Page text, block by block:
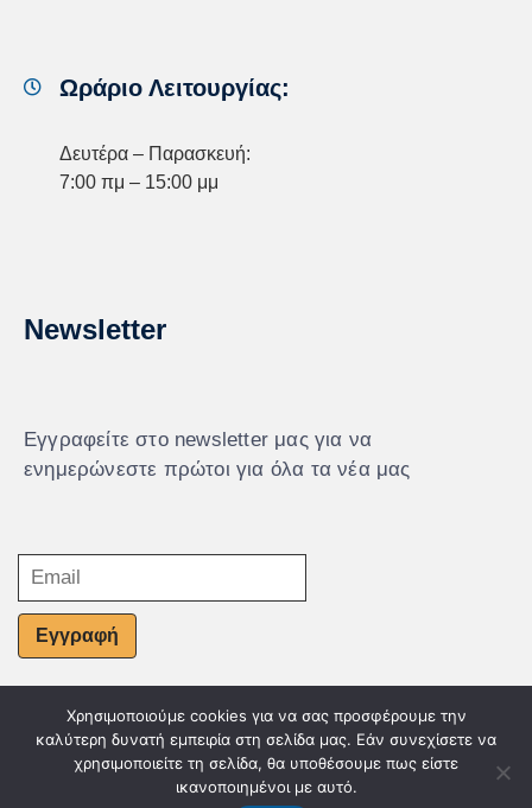
Ωράριο Λειτουργίας:
Δευτέρα – Παρασκευή:
7:00 πμ – 15:00 μμ
Newsletter
Εγγραφείτε στο newsletter μας για να
ενημερώνεστε πρώτοι για όλα τα νέα μας
Εγγραφή
© Powered by Knowledge AE
Χρησιμοποιούμε cookies για να σας προσφέρουμε την
καλύτερη δυνατή εμπειρία στη σελίδα μας. Εάν συνεχίσετε να
χρησιμοποιείτε τη σελίδα, θα υποθέσουμε πως είστε
ικανοποιημένοι με αυτό.